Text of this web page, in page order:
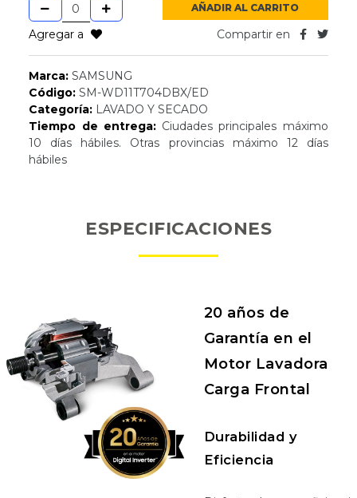
AÑADIR AL CARRITO
Agregar a Compartir en
Marca: SAMSUNG
Código: SM-WD11T704DBX/ED
Categoría: LAVADO Y SECADO
Tiempo de entrega:Ciudades principales máximo
10 días hábiles. Otras provincias máximo 12 días
hábiles
ESPECIFICACIONES
20 años de
Garantía en el
Motor Lavadora
Carga Frontal
Durabilidad y
Eficiencia